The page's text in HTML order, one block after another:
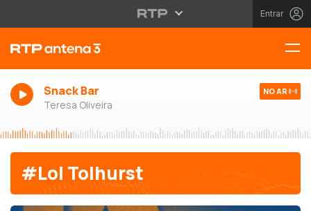
Entrar
Snack Bar
Teresa Oliveira
NO AR
#Lol Tolhurst